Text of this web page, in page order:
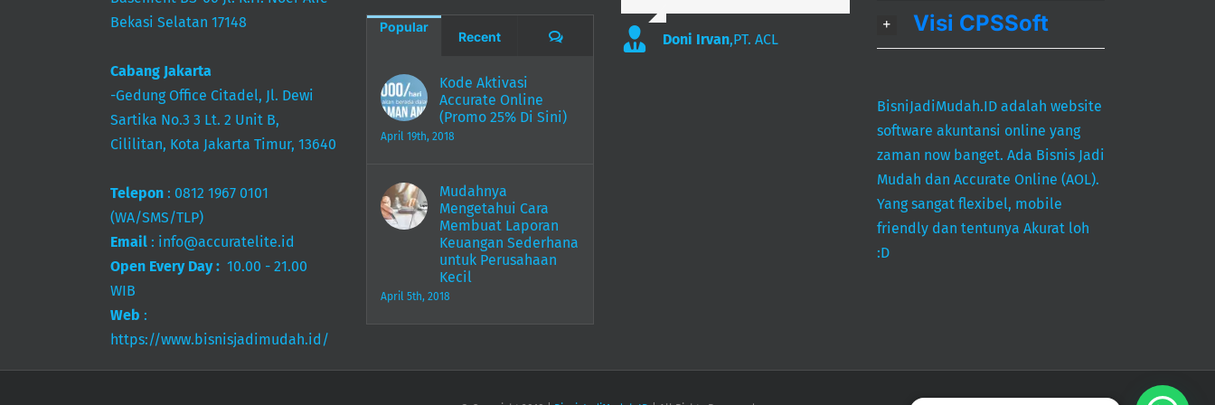
Bekasi Selatan 17148
Cabang Jakarta
-Gedung Office Citadel, Jl. Dewi
Sartika No.3 3 Lt. 2 Unit B,
Cililitan, Kota Jakarta Timur, 13640
Telepon : 0812 1967 0101
(WA/SMS/TLP)
Email : info@accuratelite.id
Open Every Day : 10.00 - 21.00
WIB
Web :
https://www.bisnisjadimudah.id/
Popular
Recent Comments
Kode Aktivasi
Accurate Online
(Promo 25% Di Sini)
April 19th, 2018
Mudahnya
Mengetahui Cara
Membuat Laporan
Keuangan Sederhana
untuk Perusahaan
Kecil
April 5th, 2018
Doni Irvan,PT. ACL
Visi CPSSoft
BisniJadiMudah.ID adalah website
software akuntansi online yang
zaman now banget. Ada Bisnis Jadi
Mudah dan Accurate Online (AOL).
Yang sangat flexibel, mobile
friendly dan tentunya Akurat loh
:D